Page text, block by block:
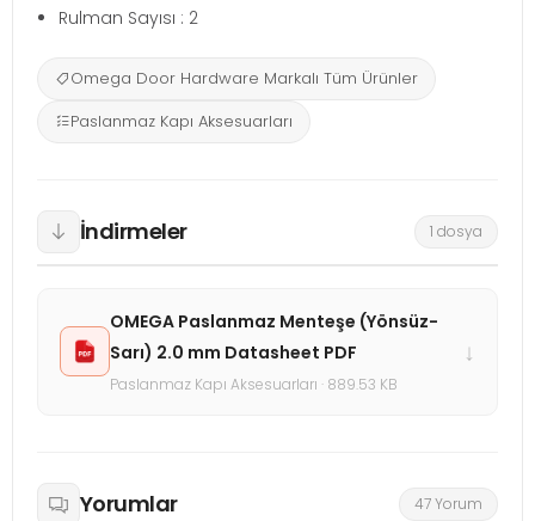
Rulman Sayısı : 2
Omega Door Hardware Markalı Tüm Ürünler
Paslanmaz Kapı Aksesuarları
İndirmeler 1 dosya
OMEGA Paslanmaz Menteşe (Yönsüz-
Sarı) 2.0 mm Datasheet PDF
Paslanmaz Kapı Aksesuarları · 889.53 KB
↓
Yorumlar 47 Yorum